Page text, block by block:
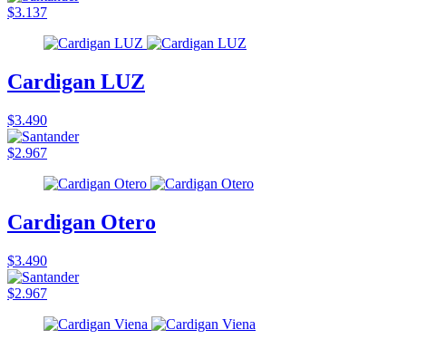
$3.137
Cardigan LUZ
$3.490
$2.967
Cardigan Otero
$3.490
$2.967